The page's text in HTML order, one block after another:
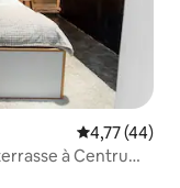
Évaluation
4,77 (44)
à Centrum